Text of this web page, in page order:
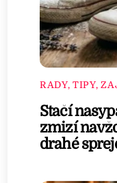
RADY, TIPY,
Stačí
zmizí
drahé